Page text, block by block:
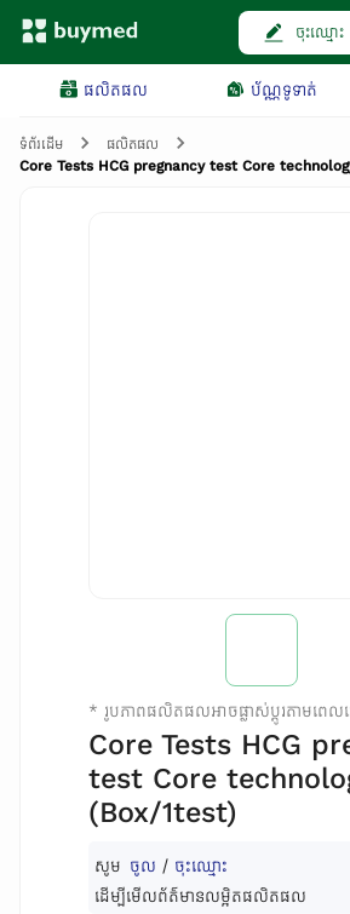
ចុះឈ្មោះ
ផលិតផល ប័ណ្ណទូទាត់
ទំព័រដើម
ផលិតផល
Core Tests HCG pregnancy test Core
* រូបភាពផលិតផលអាចផ្លាស់ប្តូរតាមពេល
Core Tests HCG
test Core
(Box/1test)
សូម ចូល / ចុះឈ្មោះ
ដើម្បីមើលព័ត៌មានលម្អិតផលិតផល